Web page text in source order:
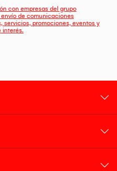
con empresas del grupo
envío de comunicaciones
servicios, promociones, eventos y
interés.